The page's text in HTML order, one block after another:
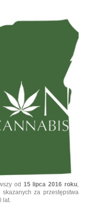
od 15 lipca 2016 roku,
za przestępstwa
lat.